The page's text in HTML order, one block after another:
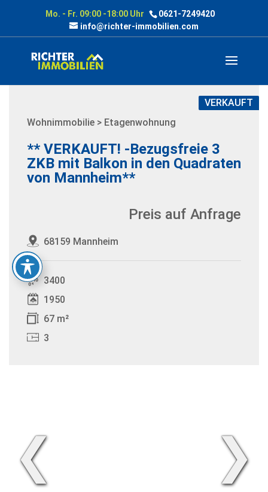
Mo. - Fr. 09:00 -18:00 Uhr
0621-7249420
info@richter-immobilien.com
Wohnimmobilie > Etagenwohnung
VERKAUFT
** VERKAUFT! -Bezugsfreie 3
ZKB mit Balkon in den Quadraten
von Mannheim**
68159 Mannheim
Preis auf Anfrage
3400
1950
67 m²
3
❮ ❯